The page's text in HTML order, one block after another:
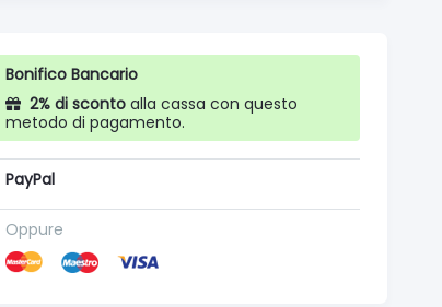
Bonifico Bancario
2% di sconto alla cassa con questo
metodo di pagamento.
PayPal
Oppure